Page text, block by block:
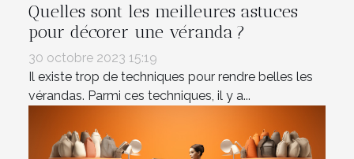
Quelles sont les meilleures astuces
pour décorer une véranda ?
30 octobre 2023 15:19
Il existe trop de techniques pour rendre belles les
vérandas. Parmi ces techniques, il y a...